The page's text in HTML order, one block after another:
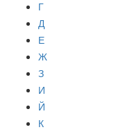
Г
Д
Е
Ж
З
И
Й
К